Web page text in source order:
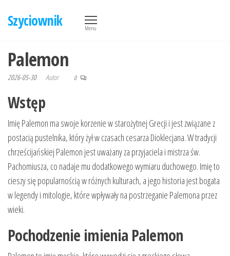
Szyciownik Menu
Palemon
2026-05-30 Autor 0
Wstęp
Imię Palemon ma swoje korzenie w starożytnej Grecji i jest związane z
postacią pustelnika, który żył w czasach cesarza Dioklecjana. W tradycji
chrześcijańskiej Palemon jest uważany za przyjaciela i mistrza św.
Pachomiusza, co nadaje mu dodatkowego wymiaru duchowego. Imię to
cieszy się popularnością w różnych kulturach, a jego historia jest bogata
w legendy i mitologie, które wpływały na postrzeganie Palemona przez
wieki.
Pochodzenie imienia Palemon